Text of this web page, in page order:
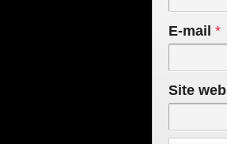
E-mail *
Site web